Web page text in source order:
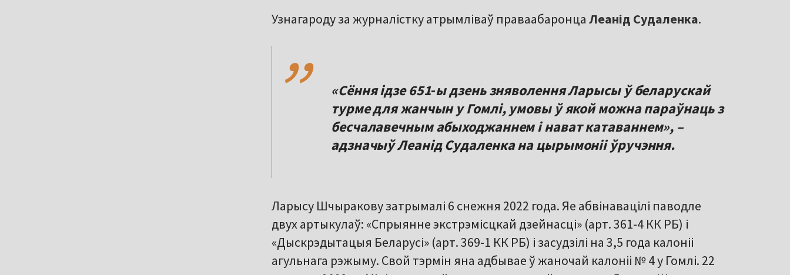
Узнагароду за журналістку атрымліваў праваабаронца Леанід Судаленка.
,,
«Сёння ідзе 651‑ы дзень зняволення Ларысы ў беларускай
турме для жанчын у Гомлі, умовы ў якой можна параўнаць з
бесчалавечным абыходжаннем і нават катаваннем», –
адзначыў Леанід Судаленка на цырымоніі ўручэння.
Ларысу Шчыракову затрымалі 6 снежня 2022 года. Яе абвінавацілі паводле
двух артыкулаў: «Спрыянне экстрэмісцкай дзейнасці» (арт. 361-4 КК РБ) і
«Дыскрэдытацыя Беларусі» (арт. 369-1 КК РБ) і засудзілі на 3,5 года калоніі
агульнага рэжыму. Свой тэрмін яна адбывае ў жаночай калоніі № 4 у Гомлі. 22